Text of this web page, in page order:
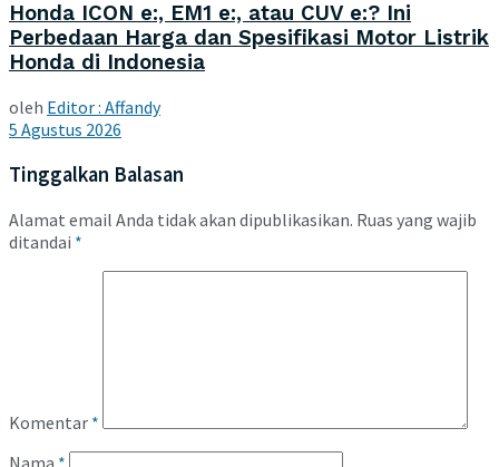
Honda ICON e:, EM1 e:, atau CUV e:? Ini
Perbedaan Harga dan Spesifikasi Motor Listrik
Honda di Indonesia
oleh Editor : Affandy
5 Agustus 2026
Tinggalkan Balasan
Alamat email Anda tidak akan dipublikasikan. Ruas yang wajib
ditandai *
Komentar *
Nama *